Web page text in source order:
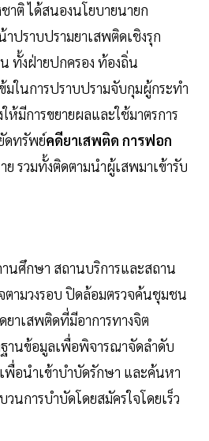
าติ ได้สนองนโยบายนายก
ปราบปรามยาเสพติดเชิงรุก
ทั้งฝ่ายปกครอง ท้องถิ่น
มในการปราบปรามจับกุมผู้กระทำ
มีการขยายผลและใช้มาตรการ
ดทรัพย์คดียาเสพติด การฟอก
รวมทั้งติดตามนำผู้เสพมาเข้ารับ
นศึกษา สถานบริการและสถาน
ตามวงรอบ ปิดล้อมตรวจค้นชุมชน
ยาเสพติดที่มีอาการทางจิต
านข้อมูลเพื่อพิจารณาจัดลําดับ
พื่อนําเข้าบําบัดรักษา และค้นหา
นการบําบัดโดยสมัครใจโดยเร็ว